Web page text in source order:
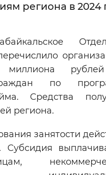
между буквами
сайта
фон
Выключены
региона в 2024
по
Средства
региона.
занятости